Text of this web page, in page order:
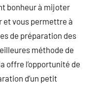
bonheur à mijoter
et vous permettre à
de préparation des
méthode de
offre l’opportunité de
d’un petit